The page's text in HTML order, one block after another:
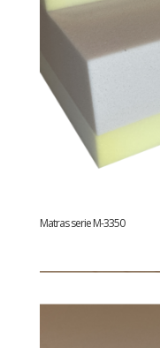
Matras serie M-3350